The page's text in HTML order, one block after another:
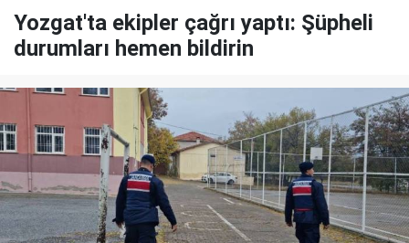
Yozgat'ta ekipler çağrı yaptı: Şüpheli
durumları hemen bildirin